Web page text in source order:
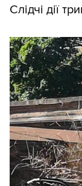
Слідчі дії